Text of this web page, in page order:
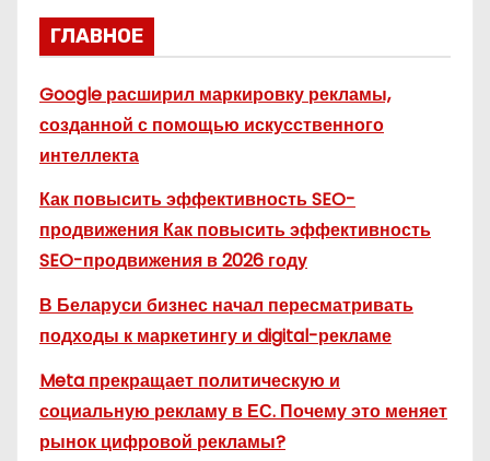
ГЛАВНОЕ
Google расширил маркировку рекламы,
созданной с помощью искусственного
интеллекта
Как повысить эффективность SEO-
продвижения Как повысить эффективность
SEO-продвижения в 2026 году
В Беларуси бизнес начал пересматривать
подходы к маркетингу и digital-рекламе
Meta прекращает политическую и
социальную рекламу в ЕС. Почему это меняет
рынок цифровой рекламы?